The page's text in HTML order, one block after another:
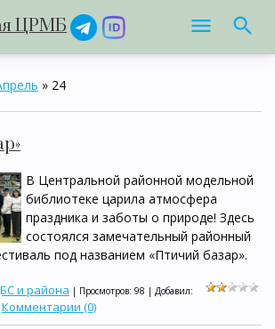
ЦРМБ
» 24
В Центральной районной модельной
библиотеке царила атмосфера
праздника и заботы о природе! Здесь
состоялся замечательный районный
под названием «Птичий базар».
и района | Просмотров: 98 | Добавил:
Комментарии (0)